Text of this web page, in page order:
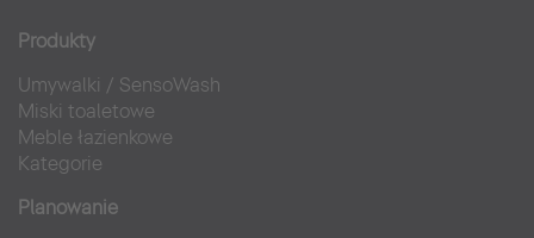
Produkty
Umywalki / SensoWash
Miski toaletowe
Meble łazienkowe
Kategorie
Planowanie